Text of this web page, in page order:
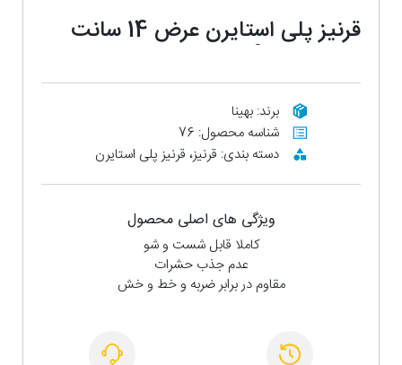
قرنیز پلی استایرن عرض 14 سانت
برند: بهینا
شناسه محصول: 76
دسته بندی: قرنیز، قرنیز پلی استایرن
ویژگی های اصلی محصول
کاملا قابل شست و شو
عدم جذب حشرات
مقاوم در برابر ضربه و خط و خش